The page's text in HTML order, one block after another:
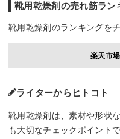
靴用乾燥剤の売れ筋ラン
靴用乾燥剤のランキングを
楽天市
ライターからヒトコト
靴用乾燥剤は、素材や形状
も大切なチェックポイント